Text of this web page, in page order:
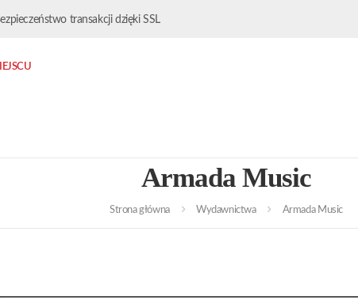
transakcji dzięki SSL
Armada Music
Strona główna Wydawnictwa Armada Music